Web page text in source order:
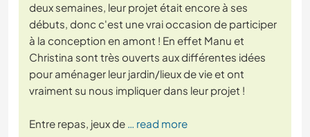
deux semaines, leur projet était encore à ses
débuts, donc c'est une vrai occasion de participer
à la conception en amont ! En effet Manu et
Christina sont très ouverts aux différentes idées
pour aménager leur jardin/lieux de vie et ont
vraiment su nous impliquer dans leur projet !
Entre repas, jeux de … read more